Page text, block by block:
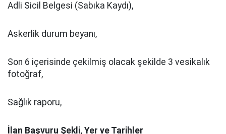
Adli Sicil Belgesi (Sabıka Kaydı),
Askerlik durum beyanı,
Son 6 içerisinde çekilmiş olacak şekilde 3 vesikalık
fotoğraf,
Sağlık raporu,
İlan Başvuru Şekli, Yer ve Tarihler